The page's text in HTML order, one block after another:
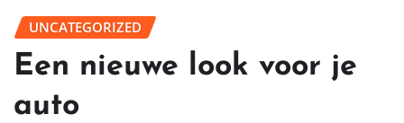
UNCATEGORIZED
Een nieuwe look voor je
auto